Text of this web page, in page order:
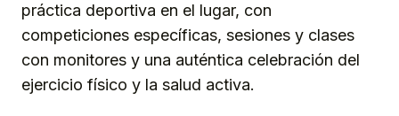
práctica deportiva en el lugar, con
competiciones específicas, sesiones y clases
con monitores y una auténtica celebración del
ejercicio físico y la salud activa.